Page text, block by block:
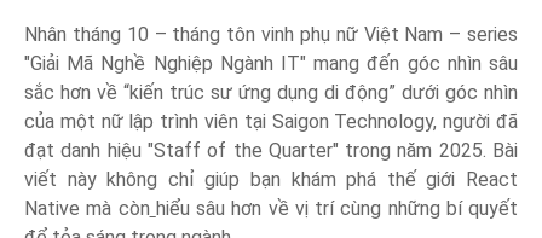
Nhân tháng 10 – tháng tôn vinh phụ nữ Việt Nam – series
"Giải Mã Nghề Nghiệp Ngành IT" mang đến góc nhìn sâu
sắc hơn về “kiến trúc sư ứng dụng di động” dưới góc nhìn
của một nữ lập trình viên tại Saigon Technology, người đã
đạt danh hiệu "Staff of the Quarter" trong năm 2025. Bài
viết này không chỉ giúp bạn khám phá thế giới React
Native mà còn hiểu sâu hơn về vị trí cùng những bí quyết